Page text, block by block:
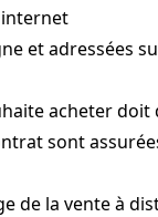
internet
et adressées
acheter doit
sont
de la vente à